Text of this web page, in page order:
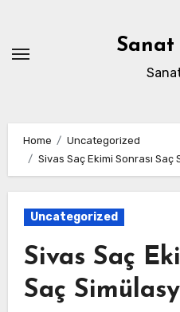
content
Sanat
Home
Uncategorized
Sivas Saç Ekimi Sonrası Saç
Uncategorized
Sivas Saç
Saç